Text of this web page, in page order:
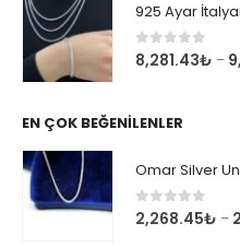
0 out of 5
8,281.43₺ –
EN ÇOK BEĞENILENLER
Omar Silver
0 out of 5
2,268.45₺ –